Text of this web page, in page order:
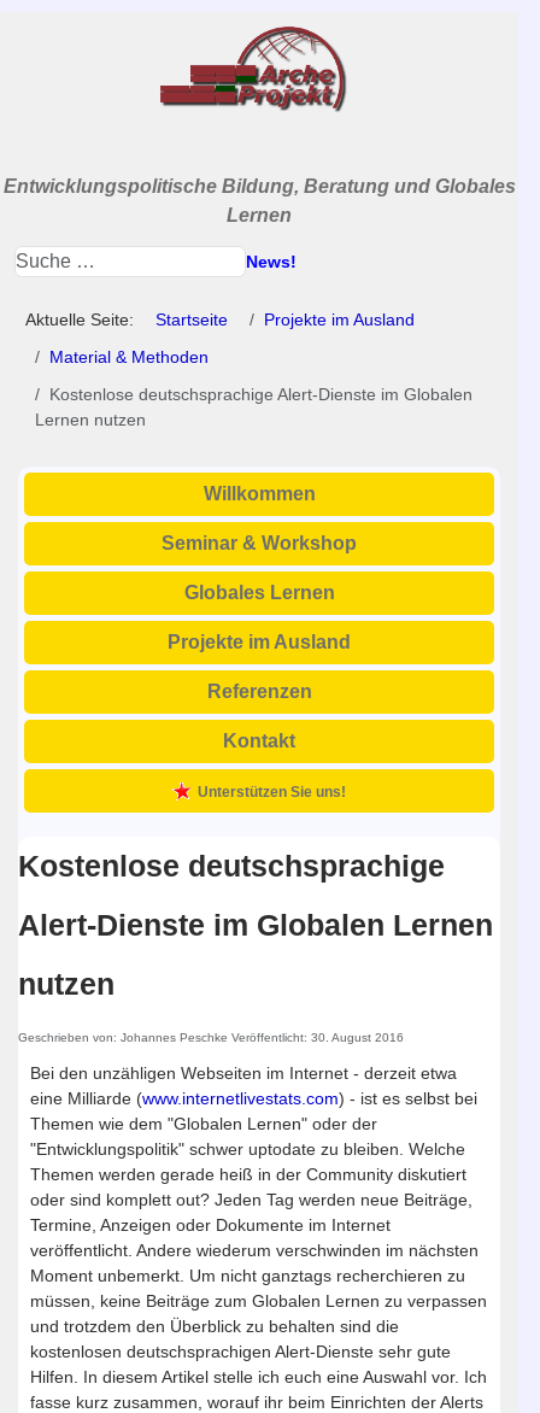
Entwicklungspolitische Bildung, Beratung und Globales
Lernen
News!
Aktuelle Seite: Startseite
Projekte im Ausland
Material & Methoden
Kostenlose deutschsprachige Alert-Dienste im Globalen
Lernen nutzen
Willkommen
Seminar & Workshop
Globales Lernen
Projekte im Ausland
Referenzen
Kontakt
Unterstützen Sie uns!
Kostenlose deutschsprachige
Alert-Dienste im Globalen Lernen
nutzen
Geschrieben von: Johannes Peschke Veröffentlicht: 30. August 2016
Bei den unzähligen Webseiten im Internet - derzeit etwa
eine Milliarde (www.internetlivestats.com) - ist es selbst bei
Themen wie dem "Globalen Lernen" oder der
"Entwicklungspolitik" schwer uptodate zu bleiben. Welche
Themen werden gerade heiß in der Community diskutiert
oder sind komplett out? Jeden Tag werden neue Beiträge,
Termine, Anzeigen oder Dokumente im Internet
veröffentlicht. Andere wiederum verschwinden im nächsten
Moment unbemerkt. Um nicht ganztags recherchieren zu
müssen, keine Beiträge zum Globalen Lernen zu verpassen
und trotzdem den Überblick zu behalten sind die
kostenlosen deutschsprachigen Alert-Dienste sehr gute
Hilfen. In diesem Artikel stelle ich euch eine Auswahl vor. Ich
fasse kurz zusammen, worauf ihr beim Einrichten der Alerts